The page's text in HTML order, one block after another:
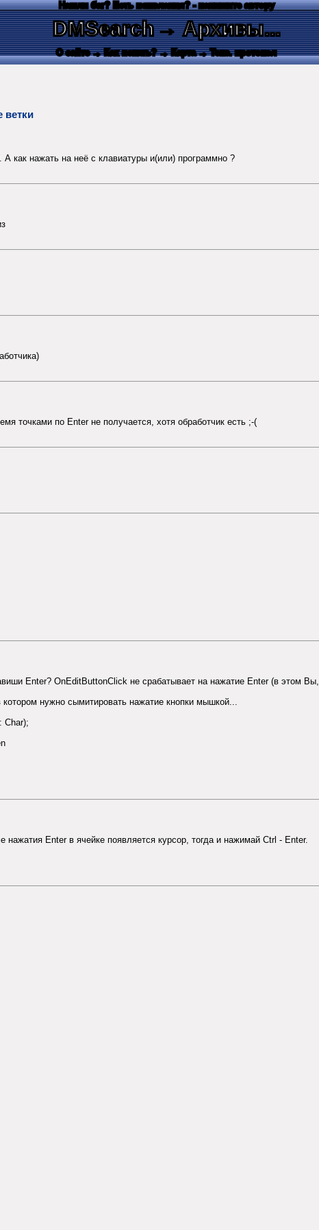
Нашли баг? Есть пожелания? - напишите автору
DMSearch→ Архивы...
О сайте → Как искать? → Карта → Текс. протокол
ветки
как нажать на неё с клавиатуры и(или) программно ?
точками по Enter не получается, хотя обработчик есть ;-(
Enter? OnEditButtonClick не срабатывает на нажатие Enter (в этом
нужно сымитировать нажатие кнопки мышкой...
Char);
нажатия Enter в ячейке появляется курсор, тогда и нажимай Ctrl - Enter.